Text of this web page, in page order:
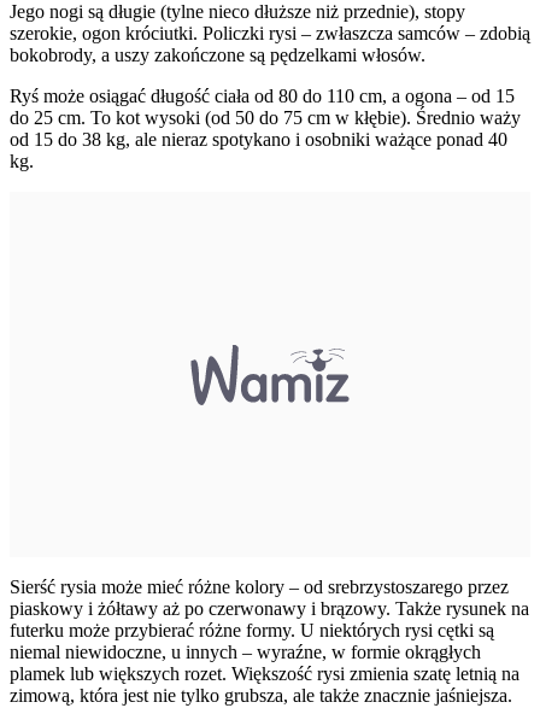
Jego nogi są długie (tylne nieco dłuższe niż przednie), stopy
szerokie, ogon króciutki. Policzki rysi – zwłaszcza samców – zdobią
bokobrody, a uszy zakończone są pędzelkami włosów.
Ryś może osiągać długość ciała od 80 do 110 cm, a ogona – od 15
do 25 cm. To kot wysoki (od 50 do 75 cm w kłębie). Średnio waży
od 15 do 38 kg, ale nieraz spotykano i osobniki ważące ponad 40
kg.
Sierść rysia może mieć różne kolory – od srebrzystoszarego przez
piaskowy i żółtawy aż po czerwonawy i brązowy. Także rysunek na
futerku może przybierać różne formy. U niektórych rysi cętki są
niemal niewidoczne, u innych – wyraźne, w formie okrągłych
plamek lub większych rozet. Większość rysi zmienia szatę letnią na
zimową, która jest nie tylko grubsza, ale także znacznie jaśniejsza.